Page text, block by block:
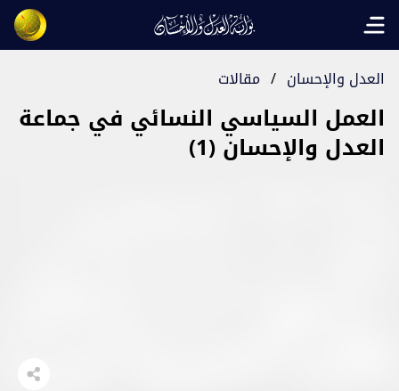
Open main menu
العدل والإحسان / مقالات
العمل السياسي النسائي في جماعة
العدل والإحسان (1)